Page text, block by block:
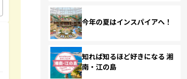
今年の夏はインスパイアへ！
知れば知るほど好きになる 湘
南・江の島